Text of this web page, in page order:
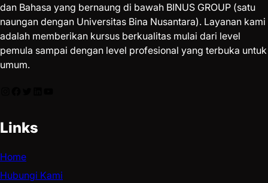
dan Bahasa yang bernaung di bawah BINUS GROUP (satu
naungan dengan Universitas Bina Nusantara). Layanan kami
adalah memberikan kursus berkualitas mulai dari level
pemula sampai dengan level profesional yang terbuka untuk
umum.
Links
Home
Hubungi Kami